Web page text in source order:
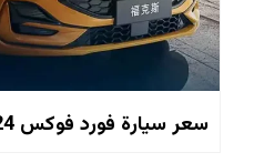
سعر سيارة فورد فوكس 2024 في الإمارات